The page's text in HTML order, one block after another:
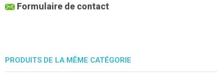
Formulaire de contact
PRODUITS DE LA MÊME CATÉGORIE